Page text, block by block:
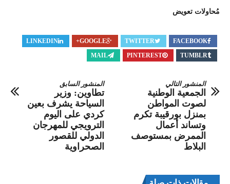
مُحاولات تعويض
FACEBOOK
TWITTER
GOOGLE+
LINKEDIN
TUMBLR
PINTEREST
MAIL
المنشور السابق
تطاوين: وزير
السياحة يشرف بعين
كردي على اليوم
الترويجي للمهرجان
الدولي للقصور
الصحراوية
المنشور التالي
الجمعية الوطنية
لصوت المواطن
بمنزل بورقيبة تكرم
وتساند أعمال
الممرض بمستوصف
البلاط